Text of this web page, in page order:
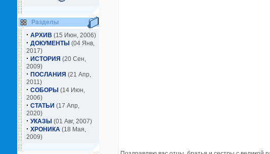
Разделы
· АРХИВ (15 Июн, 2006)
· ДОКУМЕНТЫ (04 Янв,
2017)
· ИСТОРИЯ (20 Сен,
2009)
· ПОСЛАНИЯ (21 Апр,
2011)
· СОБОРЫ (14 Июн,
2006)
· СТАТЬИ (17 Апр,
2020)
· УКАЗЫ (01 Авг, 2007)
· ХРОНИКА (18 Мая,
2009)